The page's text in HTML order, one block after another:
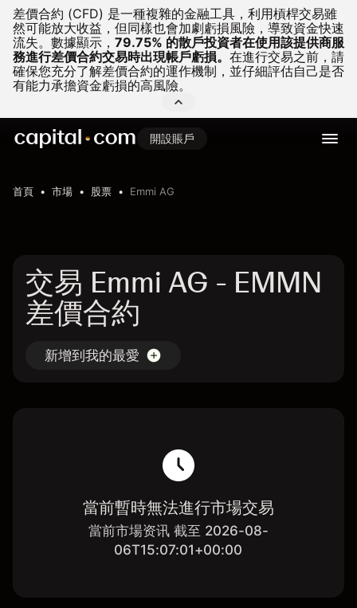
差價合約 (CFD) 是一種複雜的金融工具，利用槓桿交易雖
然可能放大收益，但同樣也會加劇虧損風險，導致資金快速
流失。 數據顯示， 79.75% 的散戶投資者在使用該提供商服
務進行差價合約交易時出現帳戶虧損。 在進行交易之前，請
確保您充分了解差價合約的運作機制，並仔細評估自己是否
有能力承擔資金虧損的高風險。
開設賬戶
首頁 市場 股票 Emmi AG
交易 Emmi AG - EMMN
差價合約
新增到我的最愛
當前暫時無法進行市場交易
當前市場资讯 截至 2026-08-
06T15:07:01+00:00